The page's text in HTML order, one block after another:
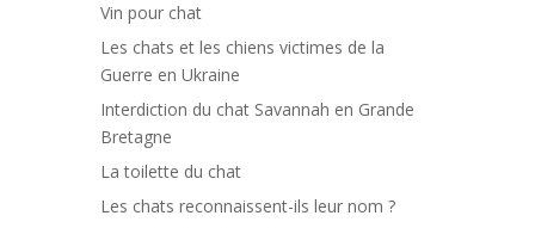
Vin pour chat
Les chats et les chiens victimes de la
Guerre en Ukraine
Interdiction du chat Savannah en Grande
Bretagne
La toilette du chat
Les chats reconnaissent-ils leur nom ?